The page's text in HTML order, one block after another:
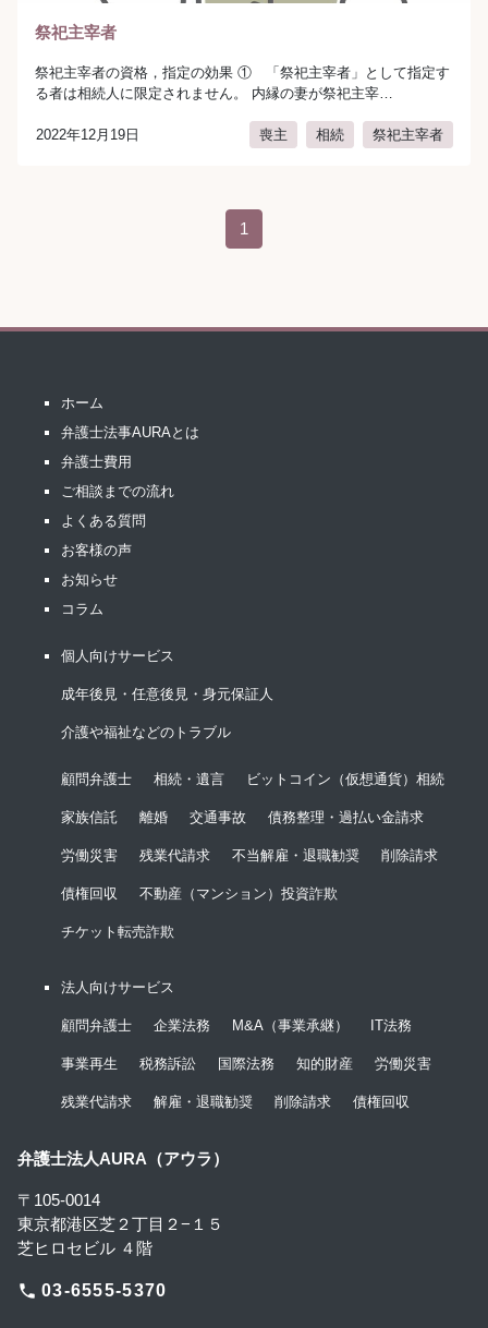
祭祀主宰者
祭祀主宰者の資格，指定の効果 ① 「祭祀主宰者」として指定す
る者は相続人に限定されません。 内縁の妻が祭祀主宰…
2022年12月19日 喪主 相続 祭祀主宰者
投稿ナビゲーション1
ホーム
弁護士法事AURAとは
弁護士費用
ご相談までの流れ
よくある質問
お客様の声
お知らせ
コラム
個人向けサービス
成年後見・任意後見・身元保証人
介護や福祉などのトラブル
顧問弁護士 相続・遺言 ビットコイン（仮想通貨）相続
家族信託 離婚 交通事故 債務整理・過払い金請求
労働災害 残業代請求 不当解雇・退職勧奨 削除請求
債権回収 不動産（マンション）投資詐欺
チケット転売詐欺
法人向けサービス
顧問弁護士 企業法務 M&A（事業承継） IT法務
事業再生 税務訴訟 国際法務 知的財産 労働災害
残業代請求 解雇・退職勧奨 削除請求 債権回収
弁護士法人AURA（アウラ）
〒105-0014
東京都港区芝２丁目２−１５
芝ヒロセビル ４階
phone 03-6555-5370